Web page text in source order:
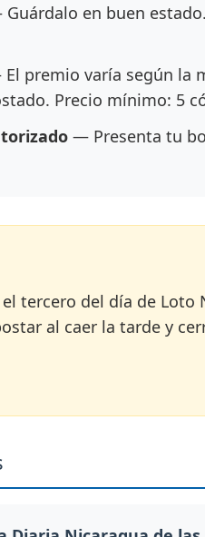
en buen
premio varía según la
Precio mínimo: 5
— Presenta tu
tercero del día de Loto
al caer la tarde y